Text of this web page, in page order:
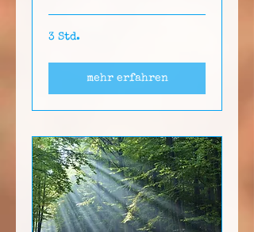
3 Std.
mehr erfahren